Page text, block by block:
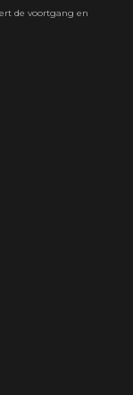
de voortgang en